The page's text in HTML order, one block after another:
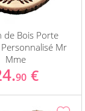
de Bois Porte
Mr
Mme
90 €